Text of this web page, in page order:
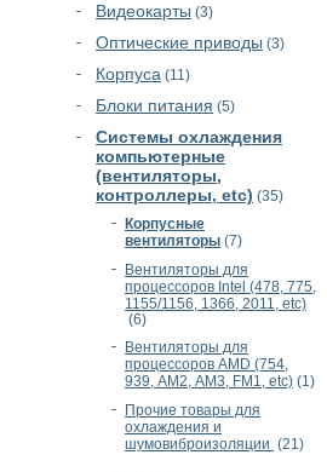
Видеокарты (3)
Оптические приводы (3)
Корпуса (11)
Блоки питания (5)
Cистемы охлаждения
компьютерные
(вентиляторы,
контроллеры, etc) (35)
Корпусные
вентиляторы (7)
Вентиляторы для
процессоров Intel (478, 775,
1155/1156, 1366, 2011, etc)
(6)
Вентиляторы для
процессоров AMD (754,
939, АМ2, АМ3, FM1, etc) (1)
Прочие товары для
охлаждения и
шумовиброизоляции (21)